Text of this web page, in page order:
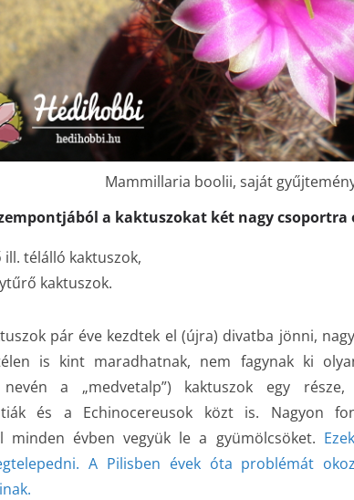
Mammillaria boolii, saját
a kaktuszokat két nagy
télálló kaktuszok,
kaktuszok.
pár éve kezdtek el (újra) divatba jönni,
is kint maradhatnak, nem fagynak ki
a „medvetalp”) kaktuszok egy
és a Echinocereusok közt is. Nagyon
minden évben vegyük le a gyümölcsöket.
A Pilisben évek óta problémát